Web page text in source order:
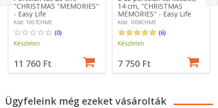
"CHRISTMAS "MEMORIES"
- Easy Life
Kód: 1007CHME
(0)
Készleten
11 760 Ft
14 cm, "CHRISTMAS
MEMORIES" - Easy Life
márka
Kód: 1008CHME
(6)
Készleten
7 750 Ft
Ügyfeleink még ezeket vásárolták